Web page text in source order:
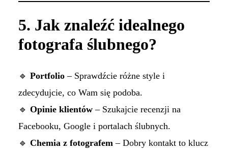
5. Jak znaleźć idealnego
fotografa ślubnego?
🔹 Portfolio– Sprawdźcie różne style i
zdecydujcie, co Wam się podoba.
🔹 Opinie klientów– Szukajcie recenzji na
Facebooku, Google i portalach ślubnych.
🔹 Chemia z fotografem– Dobry kontakt to klucz